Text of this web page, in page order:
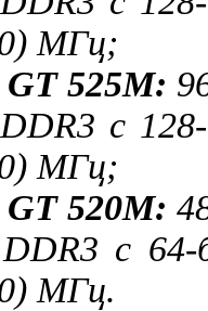
МГц;
525M:
с
МГц;
520M:
с
МГц.